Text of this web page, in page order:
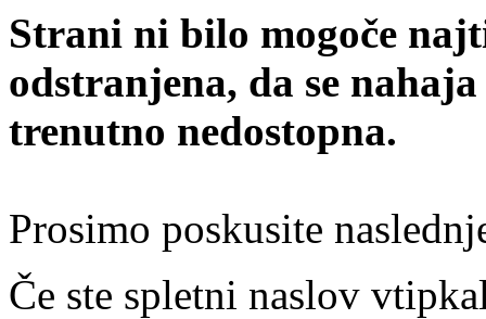
Strani ni bilo mogoče
odstranjena, da se
trenutno nedostopna.
Prosimo poskusite
Če ste spletni naslov